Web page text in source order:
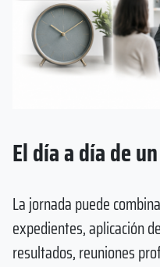
El día a día de
La jornada puede
expedientes, aplicación
resultados, reuniones